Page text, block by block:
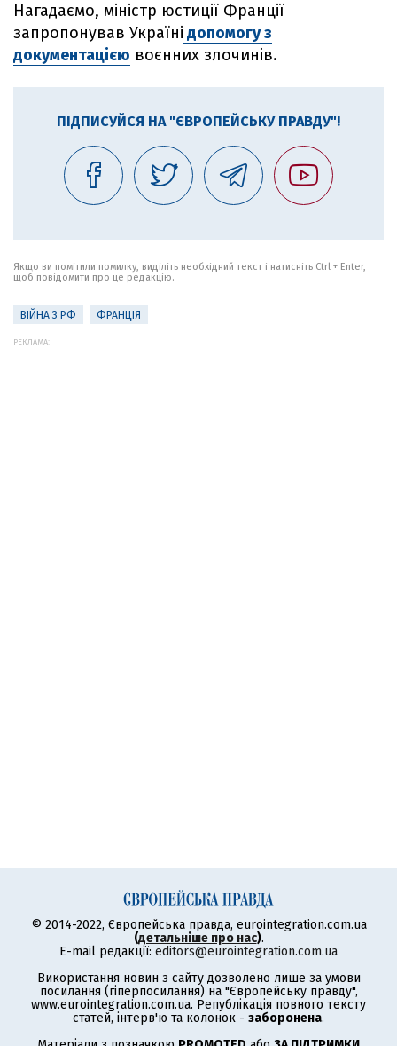
Нагадаємо, міністр юстиції Франції
запропонував Україні допомогу з
документацією воєнних злочинів.
ПІДПИСУЙСЯ НА "ЄВРОПЕЙСЬКУ ПРАВДУ"!
Якщо ви помітили помилку, виділіть необхідний текст і натисніть Ctrl + Enter,
щоб повідомити про це редакцію.
ВІЙНА З РФ ФРАНЦІЯ
РЕКЛАМА:
© 2014-2022, Європейська правда, eurointegration.com.ua
(детальніше про нас).
E-mail редакції: editors@eurointegration.com.ua
Використання новин з сайту дозволено лише за умови
посилання (гіперпосилання) на "Європейську правду",
www.eurointegration.com.ua. Републікація повного тексту
статей, інтерв'ю та колонок - заборонена.